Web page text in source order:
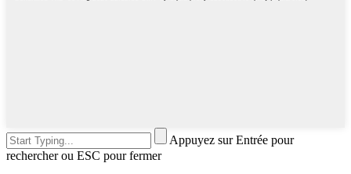
Appuyez sur Entrée pour
rechercher ou ESC pour fermer